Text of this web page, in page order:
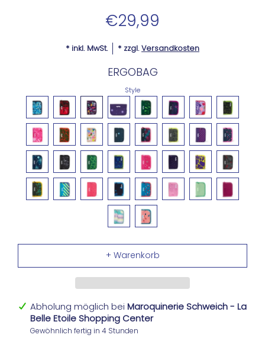
€29,99
* inkl. MwSt. * zzgl.Versandkosten
ERGOBAG
Style
Abholung möglich bei Maroquinerie Schweich - La
Belle Etoile Shopping Center
Gewöhnlich fertig in 4 Stunden